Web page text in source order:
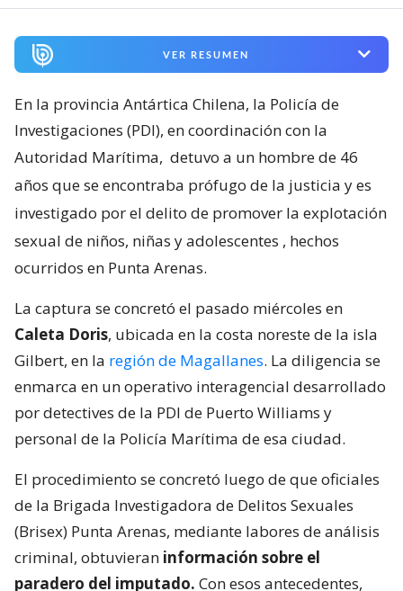
VER RESUMEN
En la provincia Antártica Chilena, la Policía de
Investigaciones (PDI), en coordinación con la
Autoridad Marítima, detuvo a un hombre de 46
años que se encontraba prófugo de la justicia y es
investigado por el delito de promover la explotación
sexual de niños, niñas y adolescentes , hechos
ocurridos en Punta Arenas.
La captura se concretó el pasado miércoles en
Caleta Doris, ubicada en la costa noreste de la isla
Gilbert, en la región de Magallanes. La diligencia se
enmarca en un operativo interagencial desarrollado
por detectives de la PDI de Puerto Williams y
personal de la Policía Marítima de esa ciudad.
El procedimiento se concretó luego de que oficiales
de la Brigada Investigadora de Delitos Sexuales
(Brisex) Punta Arenas, mediante labores de análisis
criminal, obtuvieran información sobre el
paradero del imputado. Con esos antecedentes,